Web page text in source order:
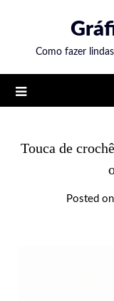
content
Como fazer
Touca de
Posted on